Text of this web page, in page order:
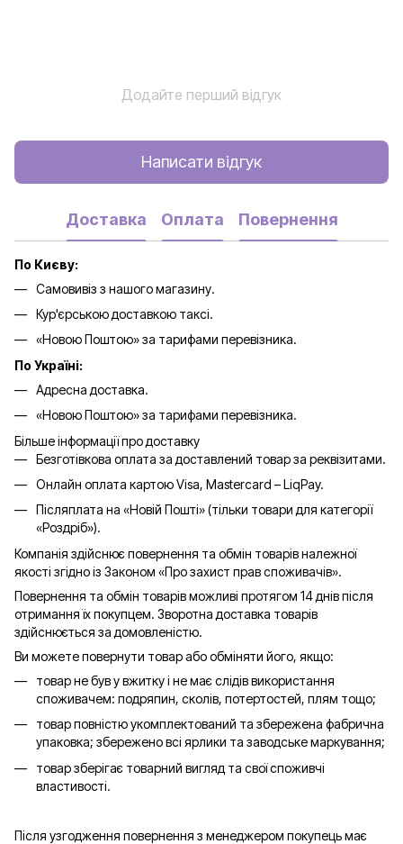
Додайте перший відгук
Написати відгук
Доставка Оплата Повернення
По Києву:
Самовивіз з нашого магазину.
Кур'єрською доставкою таксі.
«Новою Поштою» за тарифами перевізника.
По Україні:
Адресна доставка.
«Новою Поштою» за тарифами перевізника.
Більше інформації про доставку
Безготівкова оплата за доставлений товар за реквізитами.
Онлайн оплата картою Visa, Mastercard – LiqPay.
Післяплата на «Новій Пошті» (тільки товари для категорії
«Роздріб»).
Компанія здійснює повернення та обмін товарів належної
якості згідно із Законом «Про захист прав споживачів».
Повернення та обмін товарів можливі протягом 14 днів після
отримання їх покупцем. Зворотна доставка товарів
здійснюється за домовленістю.
Ви можете повернути товар або обміняти його, якщо:
товар не був у вжитку і не має слідів використання
споживачем: подряпин, сколів, потертостей, плям тощо;
товар повністю укомплектований та збережена фабрична
упаковка; збережено всі ярлики та заводське маркування;
товар зберігає товарний вигляд та свої споживчі
властивості.
Після узгодження повернення з менеджером покупець має